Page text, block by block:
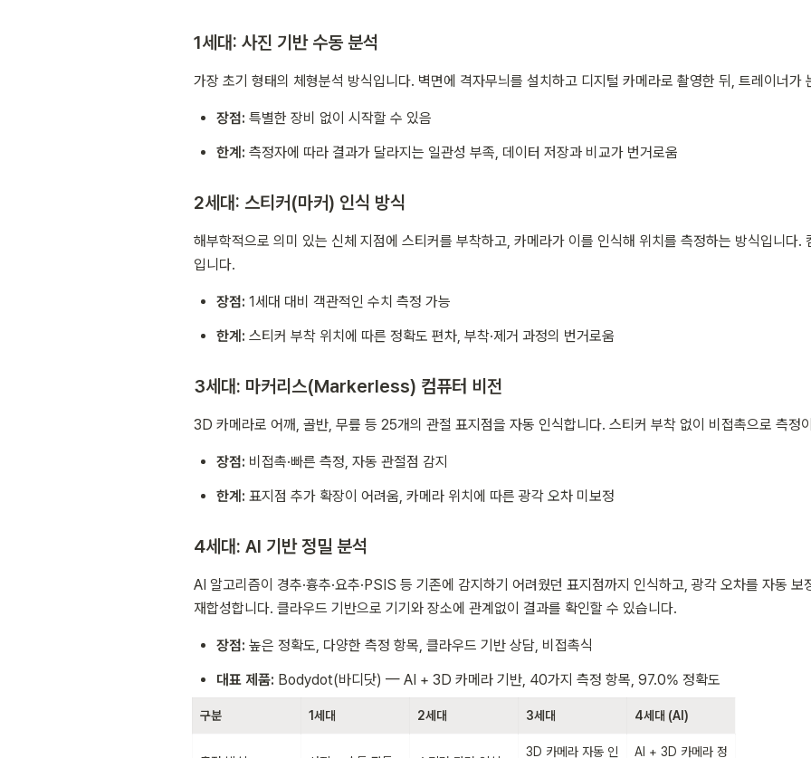
1세대: 사진 기반 수동 분석
가장 초기 형태의 체형분석 방식입니다. 벽면에 격자무늬를 설치하고 디지털 카메라로 촬영한 뒤, 트레이너가
장점: 특별한 장비 없이 시작할 수 있음
한계: 측정자에 따라 결과가 달라지는 일관성 부족, 데이터 저장과 비교가 번거로움
2세대: 스티커(마커) 인식 방식
해부학적으로 의미 있는 신체 지점에 스티커를 부착하고, 카메라가 이를 인식해 위치를 측정하는 방식입니다.
입니다.
장점: 1세대 대비 객관적인 수치 측정 가능
한계: 스티커 부착 위치에 따른 정확도 편차, 부착·제거 과정의 번거로움
3세대: 마커리스(Markerless) 컴퓨터 비전
3D 카메라로 어깨, 골반, 무릎 등 25개의 관절 표지점을 자동 인식합니다. 스티커 부착 없이 비접촉으로 측정
장점: 비접촉·빠른 측정, 자동 관절점 감지
한계: 표지점 추가 확장이 어려움, 카메라 위치에 따른 광각 오차 미보정
4세대: AI 기반 정밀 분석
AI 알고리즘이 경추·흉추·요추·PSIS 등 기존에 감지하기 어려웠던 표지점까지 인식하고, 광각 오차를 자동
재합성합니다. 클라우드 기반으로 기기와 장소에 관계없이 결과를 확인할 수 있습니다.
장점: 높은 정확도, 다양한 측정 항목, 클라우드 기반 상담, 비접촉식
대표 제품: Bodydot(바디닷) — AI + 3D 카메라 기반, 40가지 측정 항목, 97.0% 정확도
구분 1세대 2세대 3세대 4세대 (AI)
3D 카메라 자동 인
AI + 3D 카메라 정